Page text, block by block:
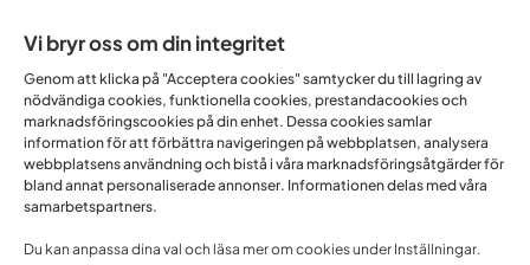
Vi finns i flera länder
Vi bryr oss om din integritet
Genom att klicka på "Acceptera cookies" samtycker du till lagring av
nödvändiga cookies, funktionella cookies, prestandacookies och
marknadsföringscookies på din enhet. Dessa cookies samlar
information för att förbättra navigeringen på webbplatsen, analysera
webbplatsens användning och bistå i våra marknadsföringsåtgärder för
bland annat personaliserade annonser. Informationen delas med våra
samarbetspartners.
Du kan anpassa dina val och läsa mer om cookies under Inställningar.